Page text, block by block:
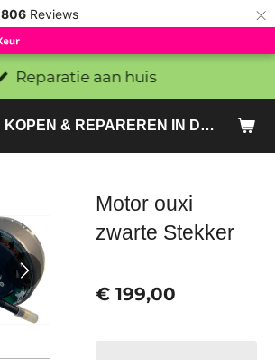
806 Reviews ×
FATBIKES KOPEN & REPAREREN IN DEN HAAG EN ZOETERMEER - SACHE BIKES
Reparatie aan huis
Motor ouxi
zwarte Stekker
€ 199,00